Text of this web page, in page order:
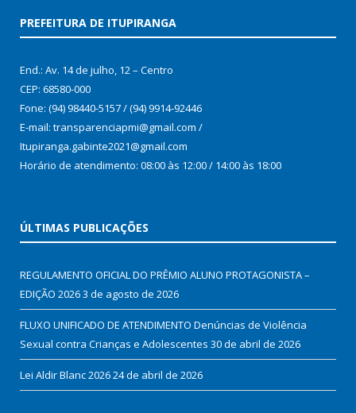
PREFEITURA DE ITUPIRANGA
End.: Av. 14 de julho, 12 – Centro
CEP: 68580-000
Fone: (94) 98440-5157 / (94) 9914-92446
E-mail: transparenciapmi@gmail.com /
Itupiranga.gabinte2021@gmail.com
Horário de atendimento: 08:00 às 12:00 / 14:00 às 18:00
ÚLTIMAS PUBLICAÇÕES
REGULAMENTO OFICIAL DO PRÊMIO ALUNO PROTAGONISTA –
EDIÇÃO 20263 de agosto de 2026
FLUXO UNIFICADO DE ATENDIMENTO Denúncias de Violência
Sexual contra Crianças e Adolescentes 30 de abril de 2026
Lei Aldir Blanc 202624 de abril de 2026